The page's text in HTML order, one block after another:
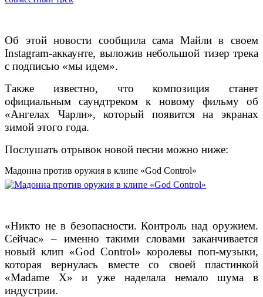
Об этой новости сообщила сама Майли в своем
Instagram-аккаунте, выложив небольшой тизер трека
с подписью «мы идем».
Также известно, что композиция станет
официальным саундтреком к новому фильму об
«Ангелах Чарли», который появится на экранах
зимой этого года.
Послушать отрывок новой песни можно ниже:
Мадонна против оружия в клипе «God Control»
«Никто не в безопасности. Контроль над оружием.
Сейчас» – именно такими словами заканчивается
новый клип «God Control» королевы поп-музыки,
которая вернулась вместе со своей пластинкой
«Madame X» и уже наделала немало шума в
индустрии.